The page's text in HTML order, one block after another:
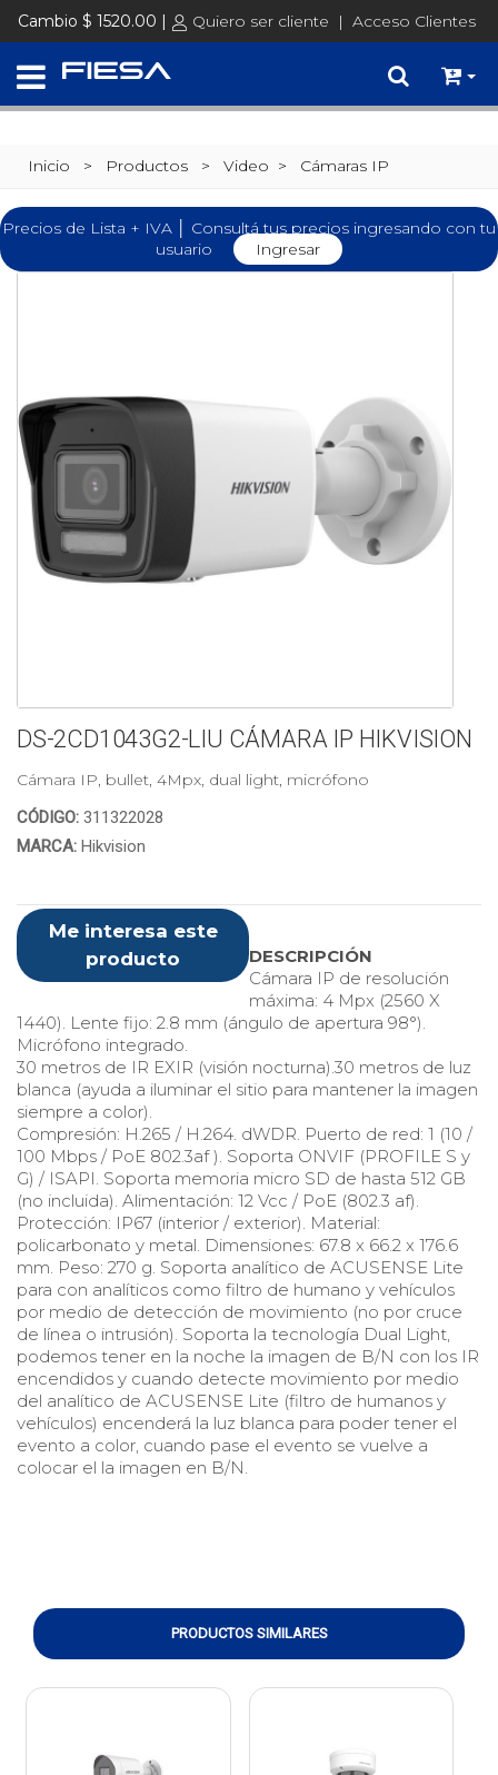
Cambio $ 1520.00 | Quiero ser cliente | Acceso Clientes
Inicio > Productos > Video > Cámaras IP
Precios de Lista + IVA │ Consultá tus precios ingresando con tu
usuario
Ingresar
DS-2CD1043G2-LIU CÁMARA IP HIKVISION
Cámara IP, bullet, 4Mpx, dual light, micrófono
CÓDIGO: 311322028
MARCA: Hikvision
Me interesa este
producto
DESCRIPCIÓN
Cámara IP de resolución
máxima: 4 Mpx (2560 X
1440). Lente fijo: 2.8 mm (ángulo de apertura 98°).
Micrófono integrado.
30 metros de IR EXIR (visión nocturna).30 metros de luz
blanca (ayuda a iluminar el sitio para mantener la imagen
siempre a color).
Compresión: H.265 / H.264. dWDR. Puerto de red: 1 (10 /
100 Mbps / PoE 802.3af ). Soporta ONVIF (PROFILE S y
G) / ISAPI. Soporta memoria micro SD de hasta 512 GB
(no incluida). Alimentación: 12 Vcc / PoE (802.3 af).
Protección: IP67 (interior / exterior). Material:
policarbonato y metal. Dimensiones: 67.8 x 66.2 x 176.6
mm. Peso: 270 g. Soporta analítico de ACUSENSE Lite
para con analíticos como filtro de humano y vehículos
por medio de detección de movimiento (no por cruce
de línea o intrusión). Soporta la tecnología Dual Light,
podemos tener en la noche la imagen de B/N con los IR
encendidos y cuando detecte movimiento por medio
del analítico de ACUSENSE Lite (filtro de humanos y
vehículos) encenderá la luz blanca para poder tener el
evento a color, cuando pase el evento se vuelve a
colocar el la imagen en B/N.
PRODUCTOS SIMILARES